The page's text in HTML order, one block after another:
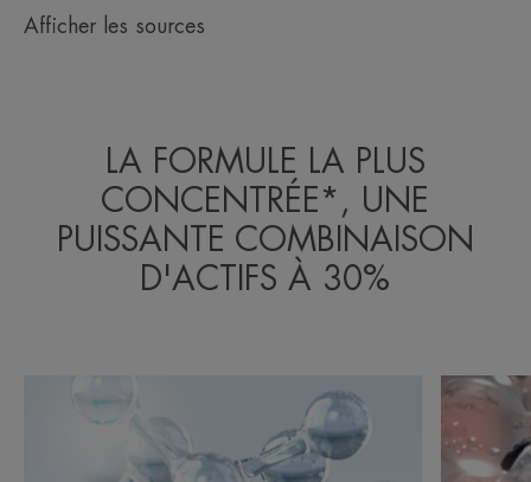
Afficher les sources
LA FORMULE LA PLUS
CONCENTRÉE*, UNE
PUISSANTE COMBINAISON
D'ACTIFS À 30%